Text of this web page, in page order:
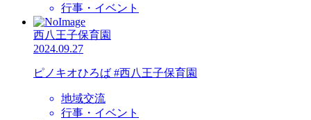
行事・イベント
西八王子保育園
2024.09.27
ピノキオひろば #西八王子保育園
地域交流
行事・イベント